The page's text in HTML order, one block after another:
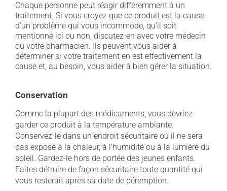
Chaque personne peut réagir différemment à un
traitement. Si vous croyez que ce produit est la cause
d'un problème qui vous incommode, qu'il soit
mentionné ici ou non, discutez-en avec votre médecin
ou votre pharmacien. Ils peuvent vous aider à
déterminer si votre traitement en est effectivement la
cause et, au besoin, vous aider à bien gérer la situation.
Conservation
Comme la plupart des médicaments, vous devriez
garder ce produit à la température ambiante.
Conservez-le dans un endroit sécuritaire où il ne sera
pas exposé à la chaleur, à l'humidité ou à la lumière du
soleil. Gardez-le hors de portée des jeunes enfants.
Faites détruire de façon sécuritaire toute quantité qui
vous resterait après sa date de péremption.